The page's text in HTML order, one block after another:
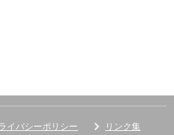
イバシーポリシー
リンク集